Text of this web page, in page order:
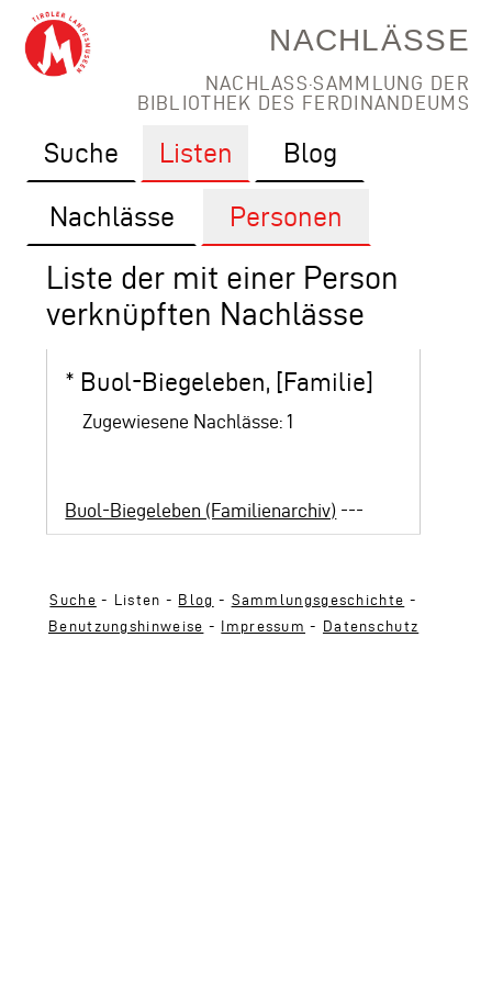
NACHLÄSSE
NACHLASS·SAMMLUNG DER
BIBLIOTHEK DES FERDINANDEUMS
Suche Listen Blog
Nachlässe Personen
Liste der mit einer Person
verknüpften Nachlässe
* Buol-Biegeleben, [Familie]
Zugewiesene Nachlässe: 1
Buol-Biegeleben (Familienarchiv) ---
Suche - Listen - Blog - Sammlungsgeschichte -
Benutzungshinweise - Impressum - Datenschutz